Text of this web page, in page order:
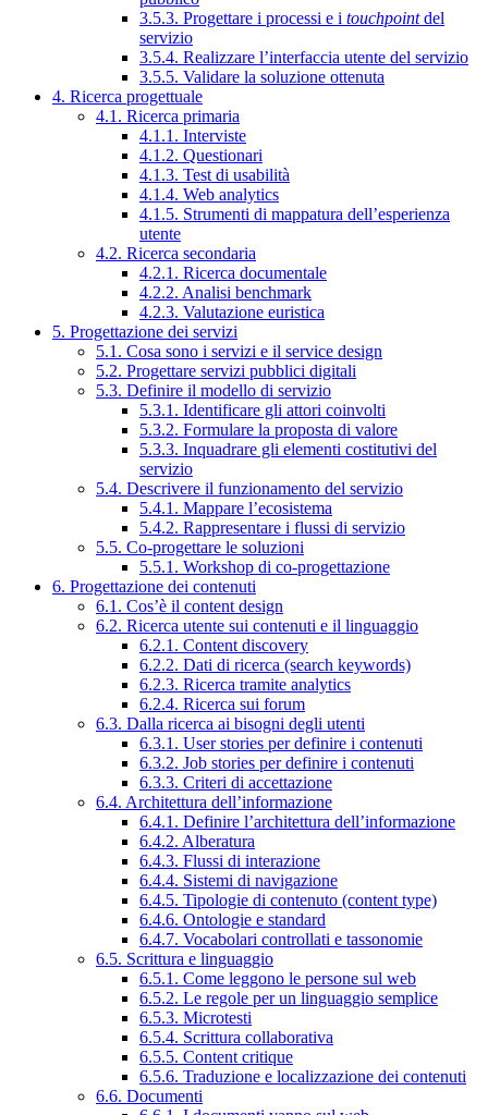
3.5.3. Progettare i processi e i touchpointdel
servizio
3.5.4. Realizzare l’interfaccia utente del servizio
3.5.5. Validare la soluzione ottenuta
4. Ricerca progettuale
4.1. Ricerca primaria
4.1.1. Interviste
4.1.2. Questionari
4.1.3. Test di usabilità
4.1.4. Web analytics
4.1.5. Strumenti di mappatura dell’esperienza
utente
4.2. Ricerca secondaria
4.2.1. Ricerca documentale
4.2.2. Analisi benchmark
4.2.3. Valutazione euristica
5. Progettazione dei servizi
5.1. Cosa sono i servizi e il service design
5.2. Progettare servizi pubblici digitali
5.3. Definire il modello di servizio
5.3.1. Identificare gli attori coinvolti
5.3.2. Formulare la proposta di valore
5.3.3. Inquadrare gli elementi costitutivi del
servizio
5.4. Descrivere il funzionamento del servizio
5.4.1. Mappare l’ecosistema
5.4.2. Rappresentare i flussi di servizio
5.5. Co-progettare le soluzioni
5.5.1. Workshop di co-progettazione
6. Progettazione dei contenuti
6.1. Cos’è il content design
6.2. Ricerca utente sui contenuti e il linguaggio
6.2.1. Content discovery
6.2.2. Dati di ricerca (search keywords)
6.2.3. Ricerca tramite analytics
6.2.4. Ricerca sui forum
6.3. Dalla ricerca ai bisogni degli utenti
6.3.1. User stories per definire i contenuti
6.3.2. Job stories per definire i contenuti
6.3.3. Criteri di accettazione
6.4. Architettura dell’informazione
6.4.1. Definire l’architettura dell’informazione
6.4.2. Alberatura
6.4.3. Flussi di interazione
6.4.4. Sistemi di navigazione
6.4.5. Tipologie di contenuto (content type)
6.4.6. Ontologie e standard
6.4.7. Vocabolari controllati e tassonomie
6.5. Scrittura e linguaggio
6.5.1. Come leggono le persone sul web
6.5.2. Le regole per un linguaggio semplice
6.5.3. Microtesti
6.5.4. Scrittura collaborativa
6.5.5. Content critique
6.5.6. Traduzione e localizzazione dei contenuti
6.6. Documenti